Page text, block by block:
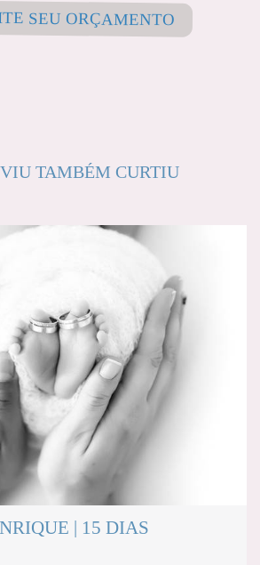
SEU ORÇAMENTO
TAMBÉM CURTIU
| 15 DIAS